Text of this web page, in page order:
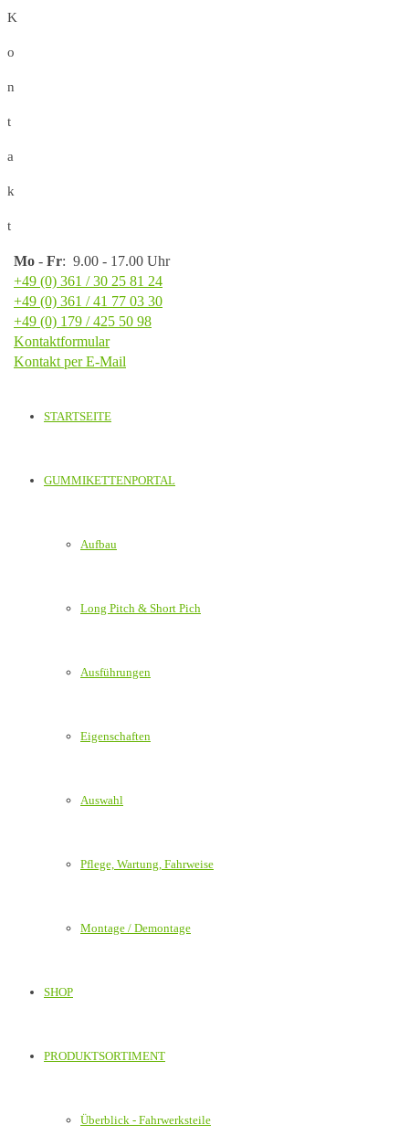
K
o
n
t
a
k
t
Mo - Fr: 9.00 - 17.00 Uhr
+49 (0) 361 / 30 25 81 24
+49 (0) 361 / 41 77 03 30
+49 (0) 179 / 425 50 98
Kontaktformular
Kontakt per E-Mail
STARTSEITE
GUMMIKETTENPORTAL
Aufbau
Long Pitch & Short Pich
Ausführungen
Eigenschaften
Auswahl
Pflege, Wartung, Fahrweise
Montage / Demontage
SHOP
PRODUKTSORTIMENT
Überblick - Fahrwerksteile